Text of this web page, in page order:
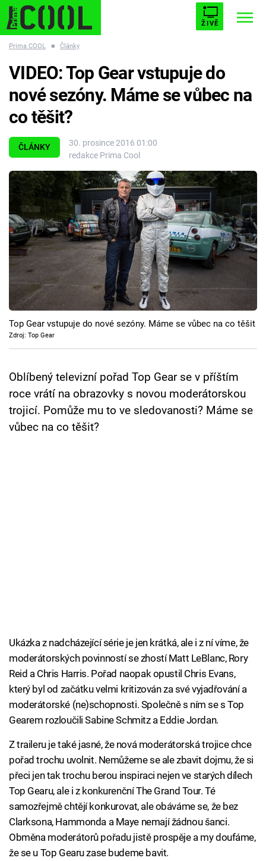
ŽIVĚ
ESCAPE PLNEJ KOTEL AVENGERS 5
Témata
Filmy
Seriály
Hry
Cool Esport
Pořady
TV Program
Přihlášení
Prima COOL ■ Články
ČLÁNKY
30. prosince 2016 01:00
redakce Prima Cool
VIDEO: Top Gear vstupuje do
nové sezóny. Máme se vůbec na
co těšit?
Top Gear vstupuje do nové sezóny. Máme se vůbec na co těšit
Zdroj: Top Gear
Oblíbený televizní pořad Top Gear se v příštím
roce vrátí na obrazovky s novou moderátorskou
trojicí. Pomůže mu to ve sledovanosti? Máme se
vůbec na co těšit?
Ukázka z nadcházející série je jen krátká, ale i z ní víme, že
moderátorských povinností se zhostí Matt LeBlanc, Rory
Reid a Chris Harris. Pořad naopak opustil Chris Evans,
který byl od začátku velmi kritizován za své vyjadřování a
moderátorské (ne)schopnosti. Společně s ním se s Top
Gearem rozloučili Sabine Schmitz a Eddie Jordan.
Z traileru je také jasné, že nová moderátorská trojice chce
pořad trochu uvolnit. Nemůžeme se ale zbavit dojmu, že si
přeci jen tak trochu berou inspiraci nejen ve starých dílech
Top Gearu, ale i z konkurenční The Grand Tour. Té
samozřejmě chtějí konkurovat, ale obáváme se, že bez
Clarksona, Hammonda a Maye nemají žádnou šanci.
Obměna moderátorů pořadu jistě prospěje a my doufáme,
že se u Top Gearu zase budeme bavit.